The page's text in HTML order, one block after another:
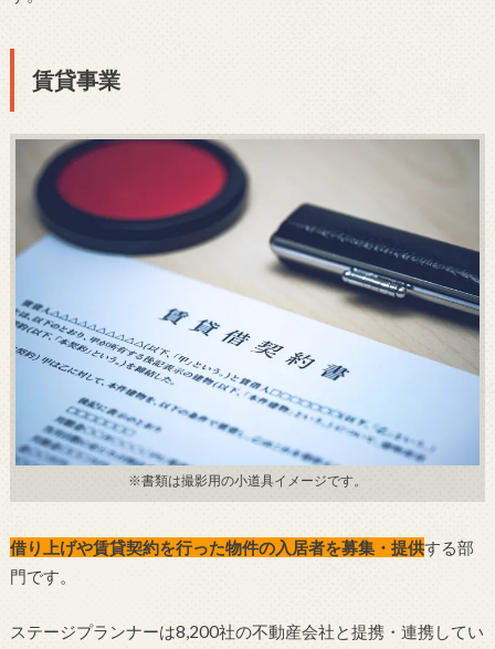
賃貸事業
※書類は撮影用の小道具イメージです。
借り上げや賃貸契約を行った物件の入居者を募集・提供する部
門です。
ステージプランナーは8,200社の不動産会社と提携・連携してい